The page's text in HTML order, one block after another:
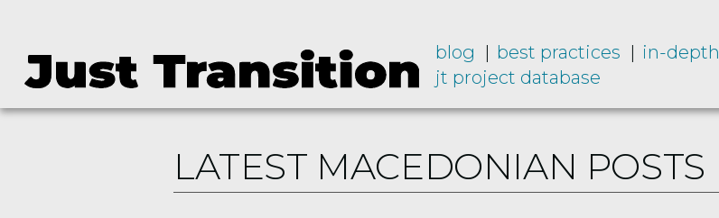
blog best practices in-depth
jt project database
LATEST MACEDONIAN POSTS